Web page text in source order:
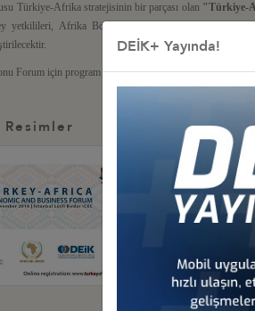
Türkiye-Afrika stratejisinin bir parçası olan "Türkiye-
yetkilileri, Afrika Bölgesel Ekonomik Toplulukların
Forum için program ve katılım koşullarınahttp://
DEİK+ Yayında!